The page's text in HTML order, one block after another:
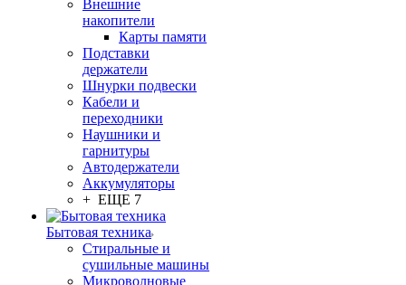
Внешние
накопители
Карты памяти
Подставки
держатели
Шнурки подвески
Кабели и
переходники
Наушники и
гарнитуры
Автодержатели
Аккумуляторы
+ ЕЩЕ 7
Бытовая техника
Стиральные и
сушильные машины
Микроволновые